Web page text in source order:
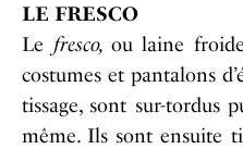
LE FRESCO
Le fresco, ou laine
costumes et pantalons
tissage, sont sur-tordus
même. Ils sont ensuite